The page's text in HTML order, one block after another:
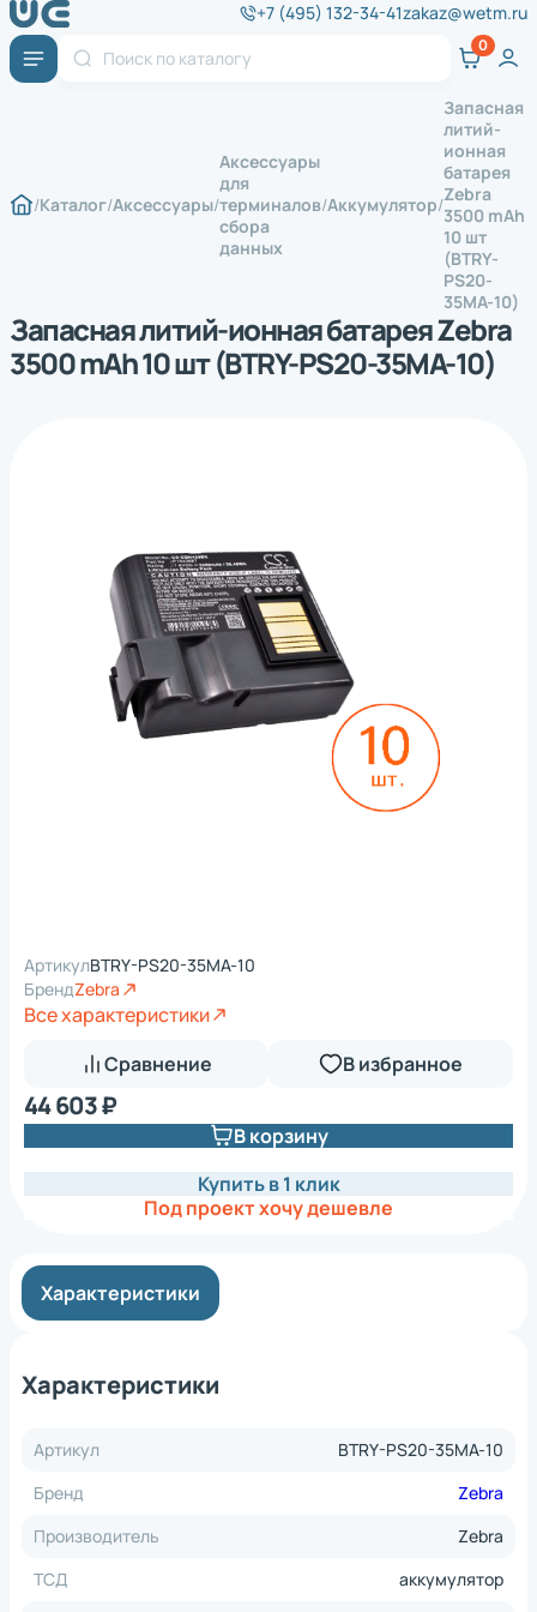
+7 (495) 132-34-41zakaz@wetm.ru
Каталог Аксессуары
Аксессуары
для
терминалов
сбора
данных
Аккумулятор
Запасная
литий-
ионная
батарея
Zebra
3500 mAh
10 шт
(BTRY-
PS20-
35MA-10)
Запасная литий-ионная батарея Zebra
3500 mAh 10 шт (BTRY-PS20-35MA-10)
АртикулBTRY-PS20-35MA-10
БрендZebra
Все характеристики
Сравнение
В избранное
44 603 ₽
В корзину
Купить в 1 клик
Под проект хочу дешевле
Характеристики
Характеристики
Артикул
BTRY-PS20-35MA-10
Бренд
Zebra
Производитель
Zebra
ТСД
аккумулятор